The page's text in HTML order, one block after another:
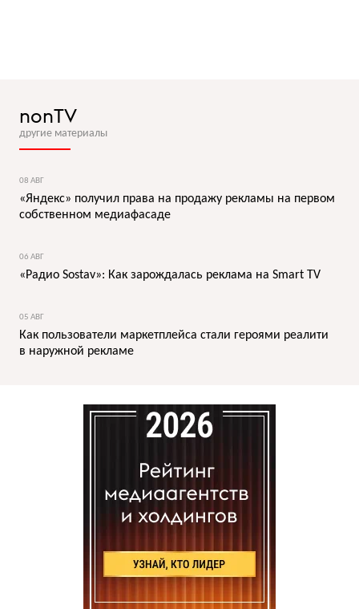
nonTV
другие материалы
08 АВГ
«Яндекс» получил права на продажу рекламы на первом
собственном медиафасаде
06 АВГ
«Радио Sostav»: Как зарождалась реклама на Smart TV
05 АВГ
Как пользователи маркетплейса стали героями реалити
в наружной рекламе